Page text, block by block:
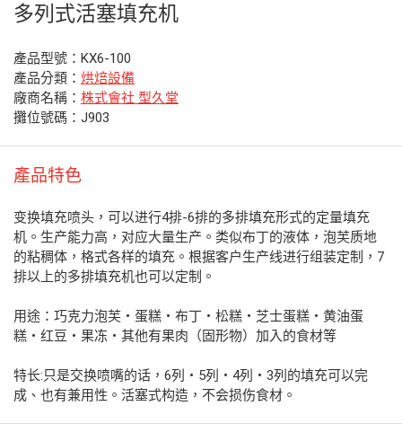
多列式活塞填充机
產品型號：KX6-100
產品分類： 烘焙設備
廠商名稱： 株式會社 型久堂
攤位號碼：J903
產品特色
变换填充喷头，可以进行4排-6排的多排填充形式的定量填充
机。生产能力高，对应大量生产。类似布丁的液体，泡芙质地
的粘稠体，格式各样的填充。根据客户生产线进行组装定制，7
排以上的多排填充机也可以定制。
用途：巧克力泡芙・蛋糕・布丁・松糕・芝士蛋糕・黄油蛋
糕・红豆・果冻・其他有果肉（固形物）加入的食材等
特长:只是交换喷嘴的话，6列・5列・4列・3列的填充可以完
成、也有兼用性。活塞式构造，不会损伤食材。